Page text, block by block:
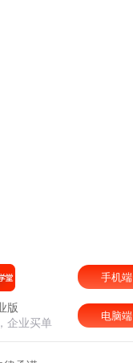
版
企业买单
手机端
电脑端